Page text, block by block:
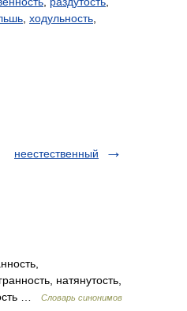
ходульность
неестественный
натянутость,
…
Словарь синонимов